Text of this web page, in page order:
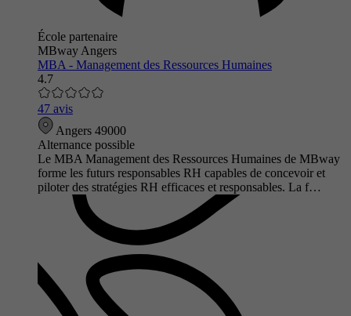
École partenaire
MBway Angers
MBA - Management des Ressources Humaines
4.7
47 avis
Angers 49000
Alternance possible
Le MBA Management des Ressources Humaines de MBway
forme les futurs responsables RH capables de concevoir et
piloter des stratégies RH efficaces et responsables. La f…